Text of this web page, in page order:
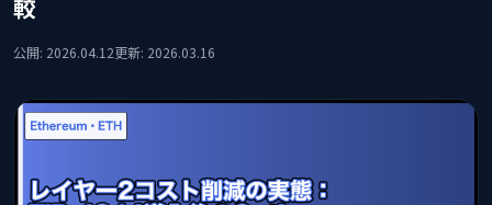
較
公開: 2026.04.12更新: 2026.03.16